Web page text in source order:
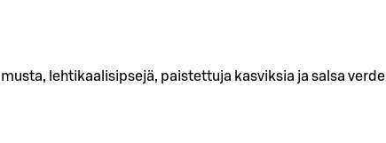
lehtikaalisipsejä, paistettuja kasviksia ja salsa verde